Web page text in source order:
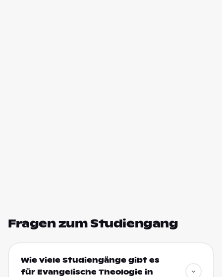
Fragen zum Studiengang
Wie viele Studiengänge gibt es
für Evangelische Theologie in